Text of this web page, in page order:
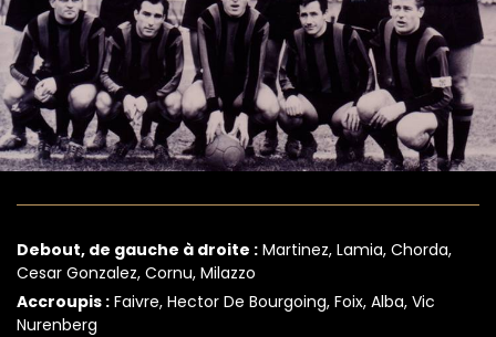
Debout, de gauche à droite : Martinez, Lamia, Chorda,
Cesar Gonzalez, Cornu, Milazzo
Accroupis : Faivre, Hector De Bourgoing, Foix, Alba, Vic
Nurenberg